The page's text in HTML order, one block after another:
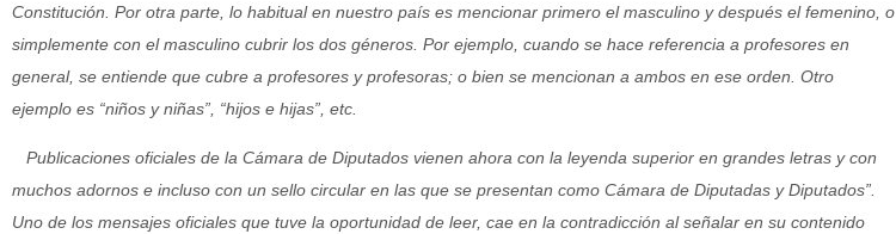
Constitución. Por otra parte, lo habitual en nuestro país es mencionar primero el masculino y después el femenino, o
simplemente con el masculino cubrir los dos géneros. Por ejemplo, cuando se hace referencia a profesores en
general, se entiende que cubre a profesores y profesoras; o bien se mencionan a ambos en ese orden. Otro
ejemplo es “niños y niñas”, “hijos e hijas”, etc.
Publicaciones oficiales de la Cámara de Diputados vienen ahora con la leyenda superior en grandes letras y con
muchos adornos e incluso con un sello circular en las que se presentan como Cámara de Diputadas y Diputados”.
Uno de los mensajes oficiales que tuve la oportunidad de leer, cae en la contradicción al señalar en su contenido